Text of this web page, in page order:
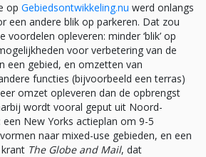
op Gebiedsontwikkeling.nu werd onlangs
een andere blik op parkeren. Dat zou
voordelen opleveren: minder ‘blik’ op
voor verbetering van de
een gebied, en omzetten van
functies (bijvoorbeeld een terras)
omzet opleveren dan de opbrengst
wordt vooral geput uit Noord-
New Yorks actieplan om 9-5
naar mixed-use gebieden, en een
The Globe and Mail, dat